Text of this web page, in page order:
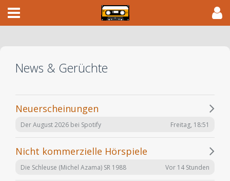
News & Gerüchte
Neuerscheinungen
Der August 2026 bei Spotify Freitag, 18:51
Nicht kommerzielle Hörspiele
Die Schleuse (Michel Azama) SR 1988 Vor 14 Stunden